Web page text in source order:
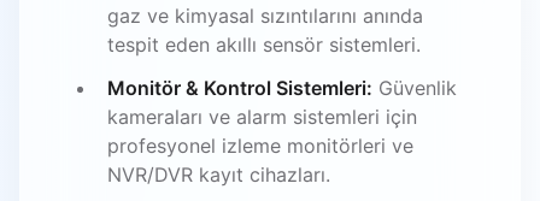
gaz ve kimyasal sızıntılarını anında
tespit eden akıllı sensör sistemleri.
Monitör & Kontrol Sistemleri: Güvenlik
kameraları ve alarm sistemleri için
profesyonel izleme monitörleri ve
NVR/DVR kayıt cihazları.